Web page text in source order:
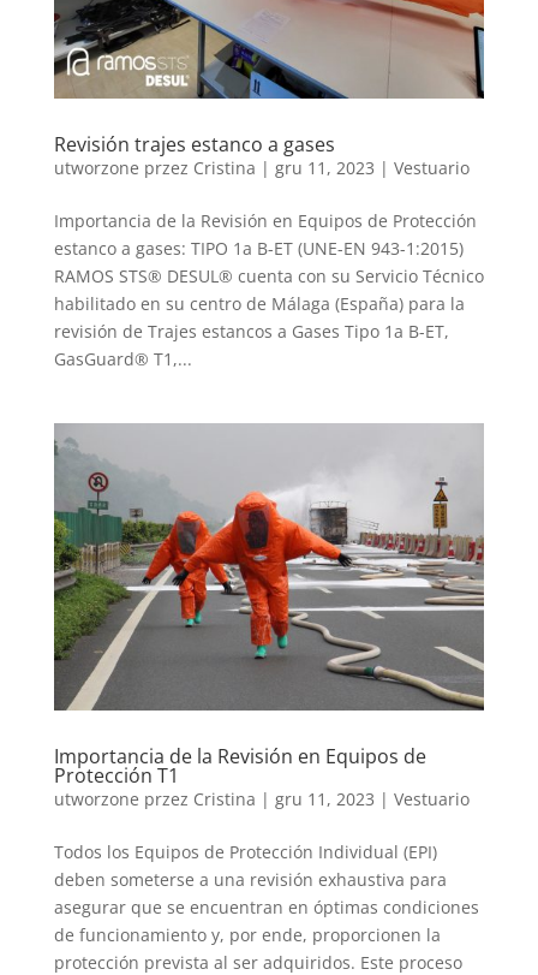
Revisión trajes estanco a gases
utworzone przez Cristina | gru 11, 2023 | Vestuario
Importancia de la Revisión en Equipos de Protección
estanco a gases: TIPO 1a B-ET (UNE-EN 943-1:2015)
RAMOS STS® DESUL® cuenta con su Servicio Técnico
habilitado en su centro de Málaga (España) para la
revisión de Trajes estancos a Gases Tipo 1a B-ET,
GasGuard® T1,...
Importancia de la Revisión en Equipos de
Protección T1
utworzone przez Cristina | gru 11, 2023 | Vestuario
Todos los Equipos de Protección Individual (EPI)
deben someterse a una revisión exhaustiva para
asegurar que se encuentran en óptimas condiciones
de funcionamiento y, por ende, proporcionen la
protección prevista al ser adquiridos. Este proceso